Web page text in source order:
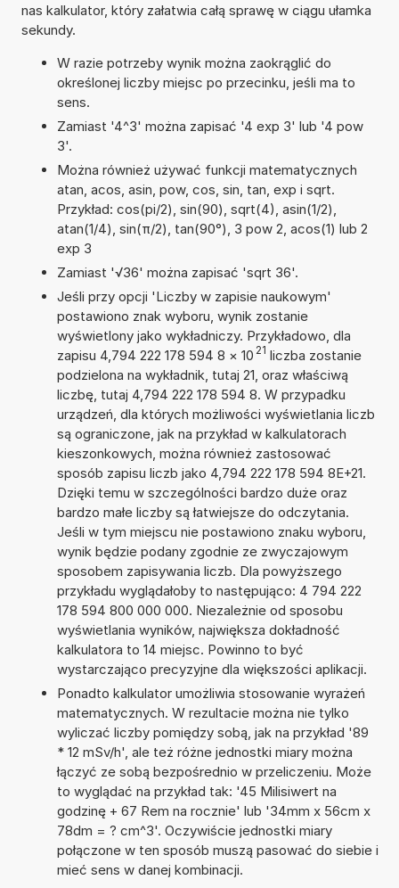
nas kalkulator, który załatwia całą sprawę w ciągu ułamka
sekundy.
W razie potrzeby wynik można zaokrąglić do
określonej liczby miejsc po przecinku, jeśli ma to
sens.
Zamiast '4^3' można zapisać '4 exp 3' lub '4 pow
3'.
Można również używać funkcji matematycznych
atan, acos, asin, pow, cos, sin, tan, exp i sqrt.
Przykład: cos(pi/2), sin(90), sqrt(4), asin(1/2),
atan(1/4), sin(π/2), tan(90°), 3 pow 2, acos(1) lub 2
exp 3
Zamiast '√36' można zapisać 'sqrt 36'.
Jeśli przy opcji 'Liczby w zapisie naukowym'
postawiono znak wyboru, wynik zostanie
wyświetlony jako wykładniczy. Przykładowo, dla
zapisu 4,794 222 178 594 8 × 10 21 liczba zostanie
podzielona na wykładnik, tutaj 21, oraz właściwą
liczbę, tutaj 4,794 222 178 594 8. W przypadku
urządzeń, dla których możliwości wyświetlania liczb
są ograniczone, jak na przykład w kalkulatorach
kieszonkowych, można również zastosować
sposób zapisu liczb jako 4,794 222 178 594 8E+21.
Dzięki temu w szczególności bardzo duże oraz
bardzo małe liczby są łatwiejsze do odczytania.
Jeśli w tym miejscu nie postawiono znaku wyboru,
wynik będzie podany zgodnie ze zwyczajowym
sposobem zapisywania liczb. Dla powyższego
przykładu wyglądałoby to następująco: 4 794 222
178 594 800 000 000. Niezależnie od sposobu
wyświetlania wyników, największa dokładność
kalkulatora to 14 miejsc. Powinno to być
wystarczająco precyzyjne dla większości aplikacji.
Ponadto kalkulator umożliwia stosowanie wyrażeń
matematycznych. W rezultacie można nie tylko
wyliczać liczby pomiędzy sobą, jak na przykład '89
* 12 mSv/h', ale też różne jednostki miary można
łączyć ze sobą bezpośrednio w przeliczeniu. Może
to wyglądać na przykład tak: '45 Milisiwert na
godzinę + 67 Rem na rocznie' lub '34mm x 56cm x
78dm = ? cm^3'. Oczywiście jednostki miary
połączone w ten sposób muszą pasować do siebie i
mieć sens w danej kombinacji.